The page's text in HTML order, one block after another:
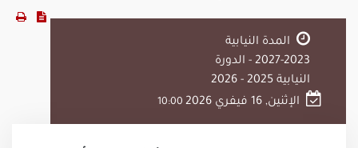
المدة النيابية
2023-2027 - الدورة
النيابية 2025 - 2026
الإثنين, 16 فيفري 2026
10:00